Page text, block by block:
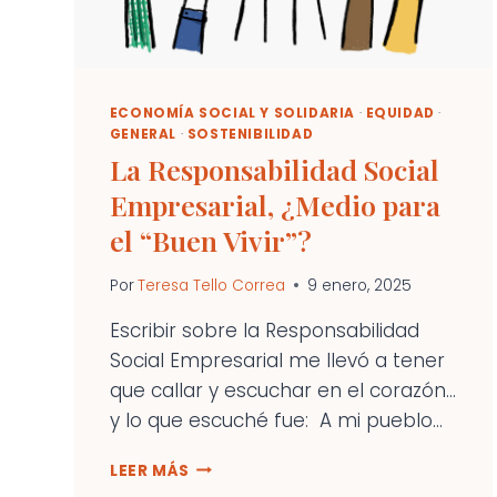
ECONOMÍA SOCIAL Y SOLIDARIA · EQUIDAD ·
GENERAL · SOSTENIBILIDAD
La Responsabilidad Social
Empresarial, ¿Medio para
el “Buen Vivir”?
PorTeresa Tello Correa 9 enero, 2025
Escribir sobre la Responsabilidad
Social Empresarial me llevó a tener
que callar y escuchar en el corazón…
y lo que escuché fue: A mi pueblo...
LEER MÁS LA